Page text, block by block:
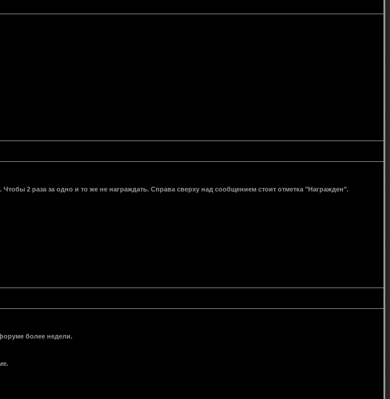
2 раза за одно и то же не награждать. Справа сверху над сообщением стоит отметка "Награжден".
более недели.